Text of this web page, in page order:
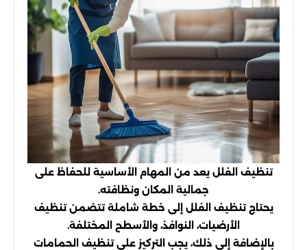
تنظيف الفلل يعد من المهام الأساسية للحفاظ على
جمالية المكان ونظافته.
يحتاج تنظيف الفلل إلى خطة شاملة تتضمن تنظيف
الأرضيات، النوافذ، والأسطح المختلفة.
بالإضافة إلى ذلك، يجب التركيز على تنظيف الحمامات